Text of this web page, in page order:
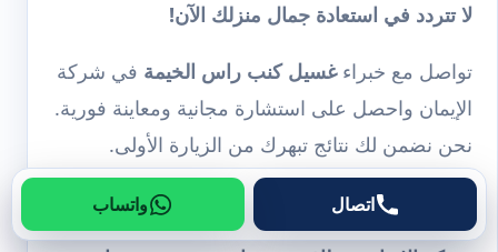
لا تتردد في استعادة جمال منزلك الآن!
تواصل مع خبراءغسيل كنب راس الخيمة في شركة
الإيمان واحصل على استشارة مجانية ومعاينة فورية.
نحن نضمن لك نتائج تبهرك من الزيارة الأولى.
اتصل بنا الآن على الرقم: 0561581557 اتصال واتساب